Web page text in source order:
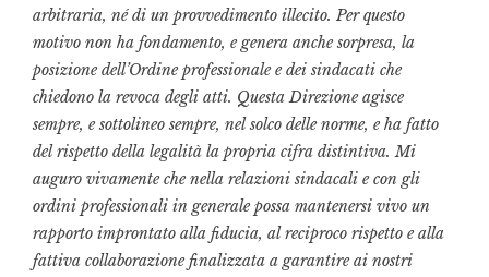
arbitraria, né di un provvedimento illecito. Per questo
motivo non ha fondamento, e genera anche sorpresa, la
posizione dell’Ordine professionale e dei sindacati che
chiedono la revoca degli atti. Questa Direzione agisce
sempre, e sottolineo sempre, nel solco delle norme, e ha fatto
del rispetto della legalità la propria cifra distintiva. Mi
auguro vivamente che nella relazioni sindacali e con gli
ordini professionali in generale possa mantenersi vivo un
rapporto improntato alla fiducia, al reciproco rispetto e alla
fattiva collaborazione finalizzata a garantire ai nostri